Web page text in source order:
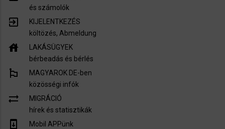
és számolók
exit_to_app
KIJELENTKEZÉS
költözés, Abmeldung
house
LAKÁSÜGYEK
bérbeadás és bérlés
emoji_flags
MAGYAROK DE-ben
közösségi infók
sync_alt
MIGRÁCIÓ
hírek és statisztikák
system_update
Mobil APPünk